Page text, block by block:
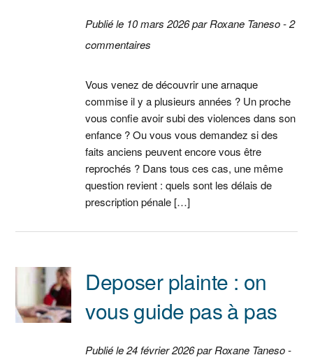
Publié le 10 mars 2026 par Roxane Taneso - 2
commentaires
Vous venez de découvrir une arnaque
commise il y a plusieurs années ? Un proche
vous confie avoir subi des violences dans son
enfance ? Ou vous vous demandez si des
faits anciens peuvent encore vous être
reprochés ? Dans tous ces cas, une même
question revient : quels sont les délais de
prescription pénale […]
Deposer plainte : on
vous guide pas à pas
Publié le 24 février 2026 par Roxane Taneso -